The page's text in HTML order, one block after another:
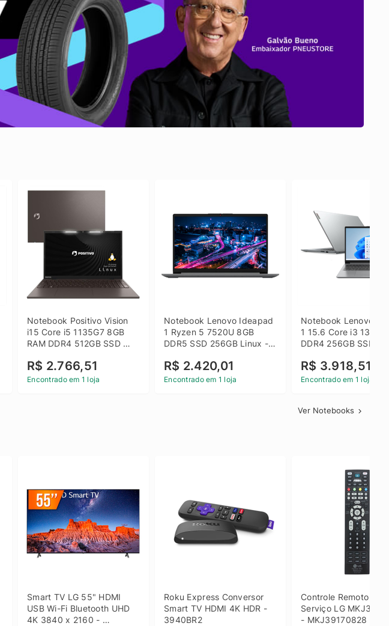
Notebook Positivo Vision
i15 Core i5 1135G7 8GB
RAM DDR4 512GB SSD
R$ 2.766,51
Encontrado em 1 loja
Notebook Lenovo Ideapad
1 Ryzen 5 7520U 8GB
DDR5 SSD 256GB Linux -
R$ 2.420,01
Encontrado em 1 loja
Notebook Lenovo
1 15.6 Core i3 1315U
DDR4 256GB SSD
R$ 3.918,51
Encontrado em 1 loja
Ver Notebooks
Smart TV LG 55" HDMI
USB Wi-Fi Bluetooth UHD
4K 3840 x 2160 -
Roku Express Conversor
Smart TV HDMI 4K HDR -
3940BR2
Controle Remoto de
Serviço LG
- MKJ39170828